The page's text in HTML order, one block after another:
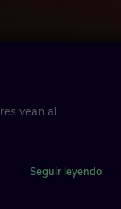
vean al
los proyectos.
Seguir leyendo